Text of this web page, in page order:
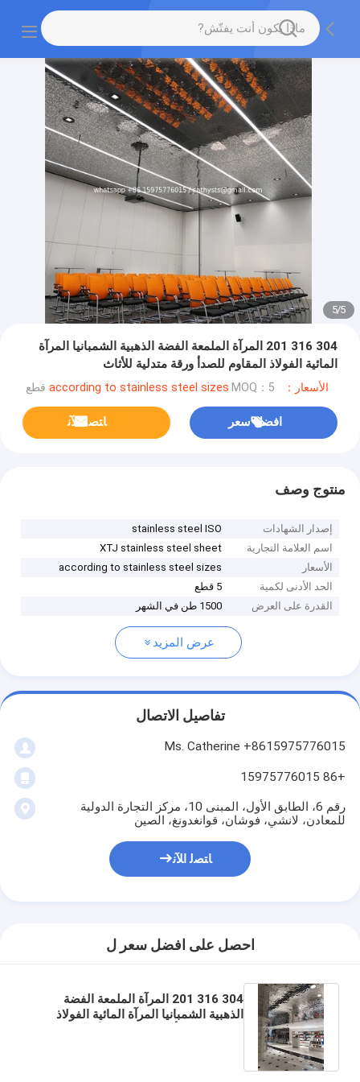
5
/
5
304 316 201 المرآة الملمعة الفضة الذهبية الشمبانيا المرآة
المائية الفولاذ المقاوم للصدأ ورقة متدلية للأثاث
الأسعار：according to stainless steel sizes MOQ：5 قطع
افضل سعر ﺎﺘﺼﻟ ﺍﻶﻧ
منتوج وصف
إصدار الشهادات
stainless steel ISO
اسم العلامة التجارية
XTJ stainless steel sheet
الأسعار
according to stainless steel sizes
الحد الأدنى لكمية
5 قطع
القدرة على العرض
1500 طن في الشهر
عرض المزيد
تفاصيل الاتصال
Ms. Catherine +8615975776015
+86 15975776015
رقم 6، الطابق الأول، المبنى 10، مركز التجارة الدولية
للمعادن، لانشي، فوشان، قوانغدونغ، الصين
ﺎﺘﺼﻟ ﺍﻶﻧ
احصل على افضل سعر ل
304 316 201 المرآة الملمعة الفضة
الذهبية الشمبانيا المرآة المائية الفولاذ